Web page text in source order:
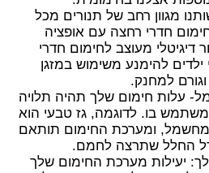
מגוון רחב של תנורים מכל
חדרי רחצה עם אופציה
דיגיטלי מעוצב לחימום חדרי
ילדים להימנע משימוש במזגן
למחנק.
עלות חימום שלך תהיה תלויה
בו. לדוגמה, גז טבעי הוא
מחשמל, ומערכת החימום תותאם
החלל שתרצה לחמם.
יעילות מערכת החימום שלך